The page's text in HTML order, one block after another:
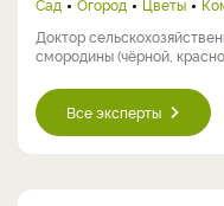
Доктор
смородины (чёрной,
Все эксперты